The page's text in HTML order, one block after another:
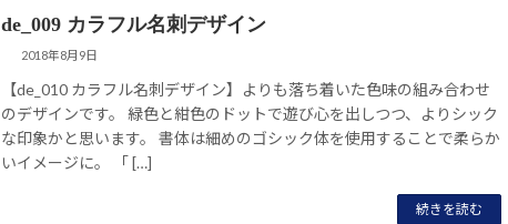
de_009 カラフル名刺デザイン
2018年8月9日
【de_010 カラフル名刺デザイン】よりも落ち着いた色味の組み合わせ
のデザインです。 緑色と紺色のドットで遊び心を出しつつ、よりシック
な印象かと思います。 書体は細めのゴシック体を使用することで柔らか
いイメージに。 「 […]
続きを読む